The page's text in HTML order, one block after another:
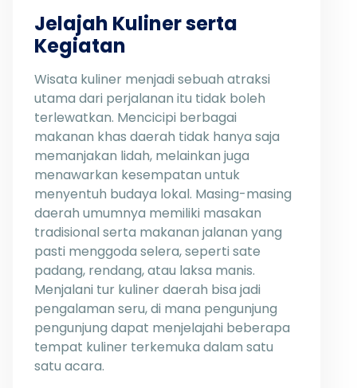
Jelajah Kuliner serta
Kegiatan
Wisata kuliner menjadi sebuah atraksi
utama dari perjalanan itu tidak boleh
terlewatkan. Mencicipi berbagai
makanan khas daerah tidak hanya saja
memanjakan lidah, melainkan juga
menawarkan kesempatan untuk
menyentuh budaya lokal. Masing-masing
daerah umumnya memiliki masakan
tradisional serta makanan jalanan yang
pasti menggoda selera, seperti sate
padang, rendang, atau laksa manis.
Menjalani tur kuliner daerah bisa jadi
pengalaman seru, di mana pengunjung
pengunjung dapat menjelajahi beberapa
tempat kuliner terkemuka dalam satu
satu acara.